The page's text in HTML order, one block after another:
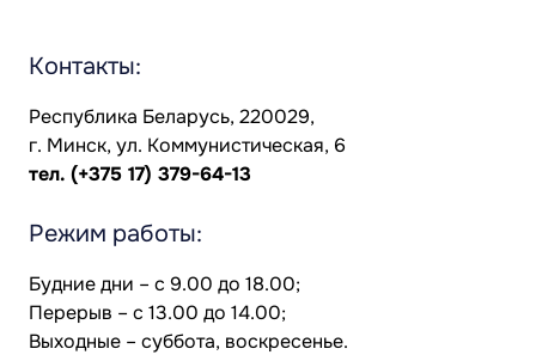
Контакты:
Республика Беларусь, 220029,
г. Минск, ул. Коммунистическая, 6
тел. (+375 17) 379-64-13
Режим работы:
Будние дни – с 9.00 до 18.00;
Перерыв – с 13.00 до 14.00;
Выходные – суббота, воскресенье.